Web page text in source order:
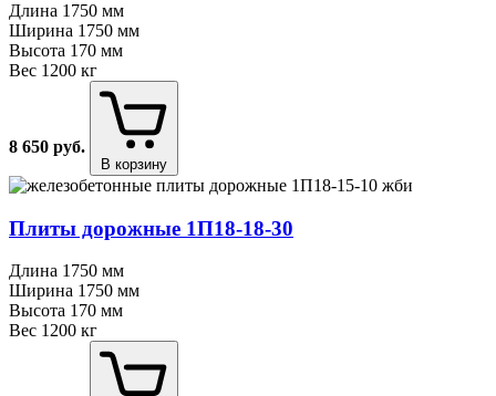
Длина 1750 мм
Ширина 1750 мм
Высота 170 мм
Вес 1200 кг
8 650 руб.
В корзину
Плиты дорожные 1П18⁠-⁠18⁠-⁠30
Длина 1750 мм
Ширина 1750 мм
Высота 170 мм
Вес 1200 кг